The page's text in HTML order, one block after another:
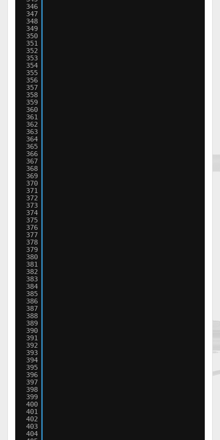
346
347
348
349
350
351
352
353
354
355
356
357
358
359
360
361
362
363
364
365
366
367
368
369
370
371
372
373
374
375
376
377
378
379
380
381
382
383
384
385
386
387
388
389
390
391
392
393
394
395
396
397
398
399
400
401
402
403
404